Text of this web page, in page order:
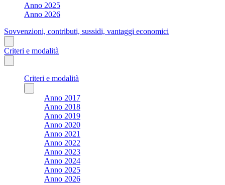
Anno 2025
Anno 2026
Sovvenzioni, contributi, sussidi, vantaggi economici
Criteri e modalità
Criteri e modalità
Anno 2017
Anno 2018
Anno 2019
Anno 2020
Anno 2021
Anno 2022
Anno 2023
Anno 2024
Anno 2025
Anno 2026